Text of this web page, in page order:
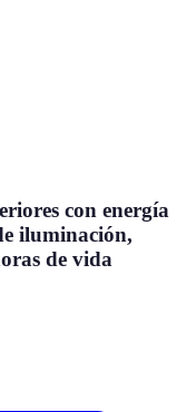
con energía
iluminación,
de vida